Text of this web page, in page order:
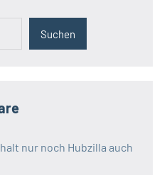
Suchen
nur noch Hubzilla auch